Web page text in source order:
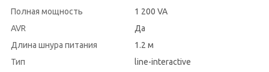
Полная мощность
1 200 VA
AVR
Да
Длина шнура питания
1.2 м
Тип
line-interactive